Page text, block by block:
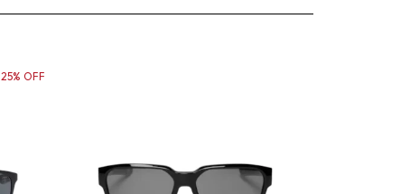
25% OFF